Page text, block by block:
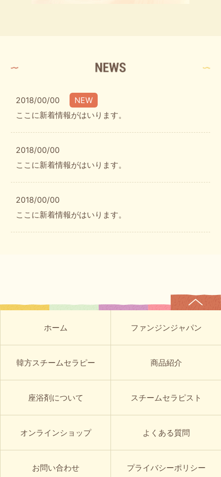
2018/00/00
NEW
ここに新着情報がはいります。
2018/00/00
ここに新着情報がはいります。
2018/00/00
ここに新着情報がはいります。
ホーム ファンジンジャパン
韓方スチームセラピー 商品紹介
座浴剤について スチームセラピスト
オンラインショップ よくある質問
お問い合わせ プライバシーポリシー